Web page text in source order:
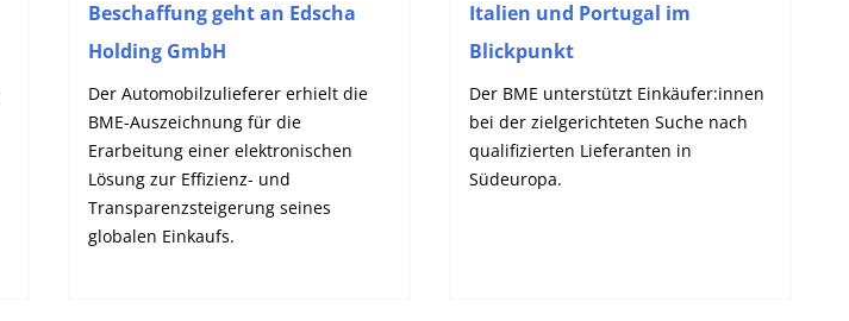
Beschaffung geht an Edscha
Holding GmbH
Der Automobilzulieferer erhielt die
BME-Auszeichnung für die
Erarbeitung einer elektronischen
Lösung zur Effizienz- und
Transparenzsteigerung seines
globalen Einkaufs.
Italien und Portugal im
Blickpunkt
Der BME unterstützt Einkäufer:innen
bei der zielgerichteten Suche nach
qualifizierten Lieferanten in
Südeuropa.